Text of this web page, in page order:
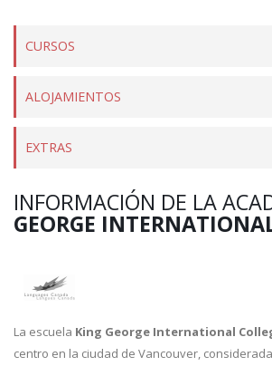
CURSOS
ALOJAMIENTOS
EXTRAS
INFORMACIÓN DE LA
GEORGE
La escuela King George International
centro en la ciudad de Vancouver,